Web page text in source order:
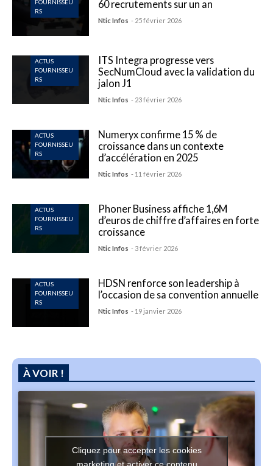
FOURNISSEU
RS
60 recrutements sur un an
Ntic Infos - 25 février 2026
ACTUS
FOURNISSEU
RS
ITS Integra progresse vers
SecNumCloud avec la validation du
jalon J1
Ntic Infos - 23 février 2026
ACTUS
FOURNISSEU
RS
Numeryx confirme 15 % de
croissance dans un contexte
d’accélération en 2025
Ntic Infos - 11 février 2026
ACTUS
FOURNISSEU
RS
Phoner Business affiche 1,6M
d’euros de chiffre d’affaires en forte
croissance
Ntic Infos - 3 février 2026
ACTUS
FOURNISSEU
RS
HDSN renforce son leadership à
l’occasion de sa convention annuelle
Ntic Infos - 19 janvier 2026
À VOIR !
Cliquez pour accepter les cookies
marketing et activer ce contenu